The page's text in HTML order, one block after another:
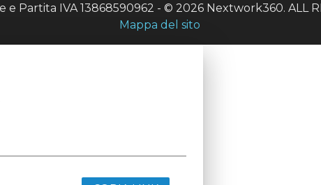
Partita IVA 13868590962 - © 2026 Nextwork360. ALL
Mappa del sito